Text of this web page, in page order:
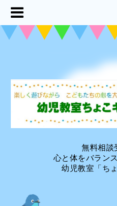
無料相談
心と体をバラン
幼児教室「ち